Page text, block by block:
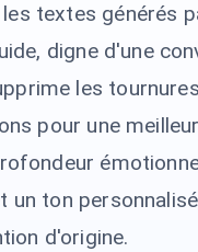
textes générés
digne d'une
les
pour une
un ton
d'origine.